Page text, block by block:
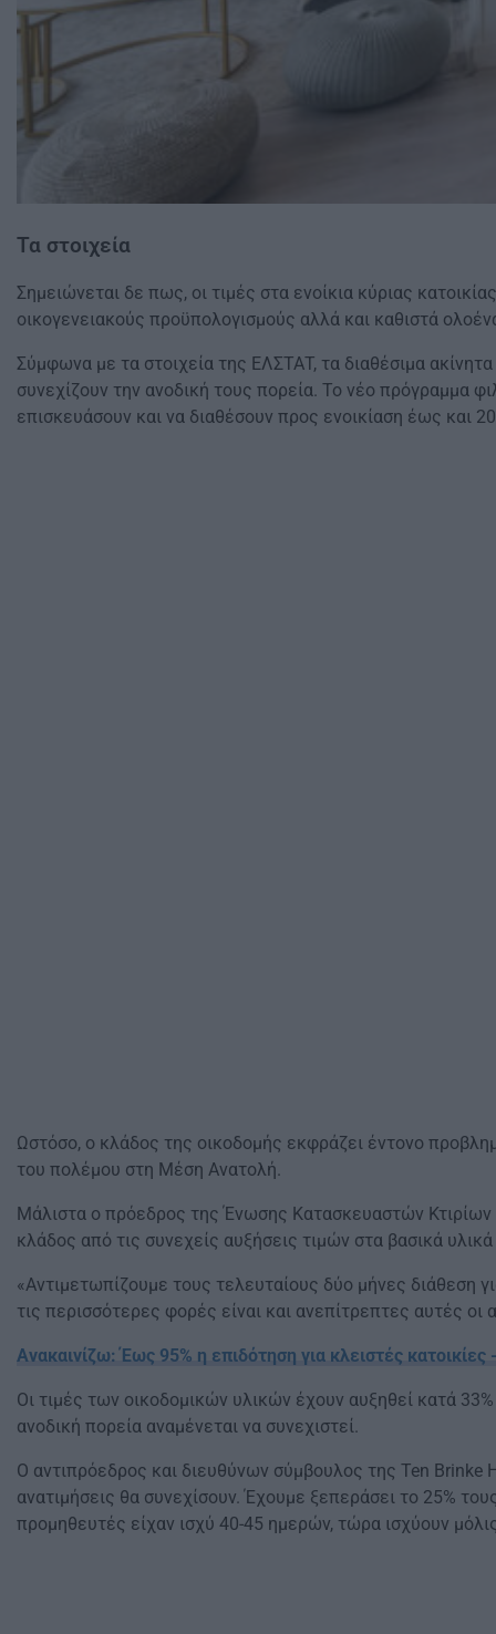
Τα στοιχεία
Σημειώνεται δε πως, οι τιμές στα ενοίκια κύριας
οικογενειακούς προϋπολογισμούς αλλά και καθιστά
Σύμφωνα με τα στοιχεία της ΕΛΣΤΑΤ, τα διαθέσιμα
συνεχίζουν την ανοδική τους πορεία. Το νέο πρόγραμμα
επισκευάσουν και να διαθέσουν προς ενοικίαση έως και
Ωστόσο, ο κλάδος της οικοδομής εκφράζει έντονο
του πολέμου στη Μέση Ανατολή.
Μάλιστα ο πρόεδρος της Ένωσης Κατασκευαστών
κλάδος από τις συνεχείς αυξήσεις τιμών στα βασικά
«Αντιμετωπίζουμε τους τελευταίους δύο μήνες διάθεση
τις περισσότερες φορές είναι και ανεπίτρεπτες αυτές
Ανακαινίζω: Έως 95% η επιδότηση για κλειστές
Oι τιμές των οικοδομικών υλικών έχουν αυξηθεί κατά
ανοδική πορεία αναμένεται να συνεχιστεί.
Ο αντιπρόεδρος και διευθύνων σύμβουλος της Ten Brinke
ανατιμήσεις θα συνεχίσουν. Έχουμε ξεπεράσει το 25%
προμηθευτές είχαν ισχύ 40-45 ημερών, τώρα ισχύουν